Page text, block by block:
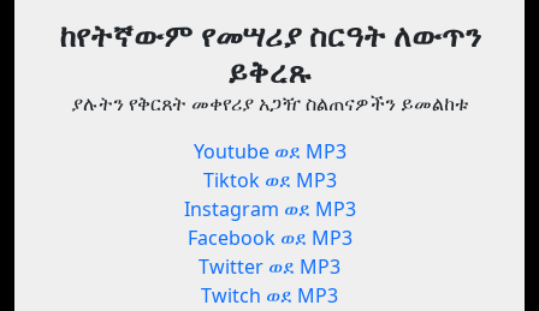
ከየትኛውም የመሣሪያ ስርዓት ለውጥን
ይቅረጹ
ያሉትን የቅርጸት መቀየሪያ አጋዥ ስልጠናዎችን ይመልከቱ
Youtube ወደ MP3
Tiktok ወደ MP3
Instagram ወደ MP3
Facebook ወደ MP3
Twitter ወደ MP3
Twitch ወደ MP3